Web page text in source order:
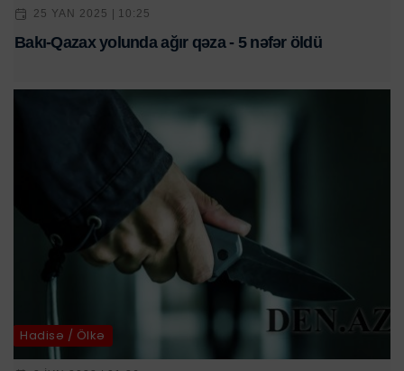
25 YAN 2025 | 10:25
Bakı-Qazax yolunda ağır qəza - 5 nəfər öldü
Hadisə / Ölkə